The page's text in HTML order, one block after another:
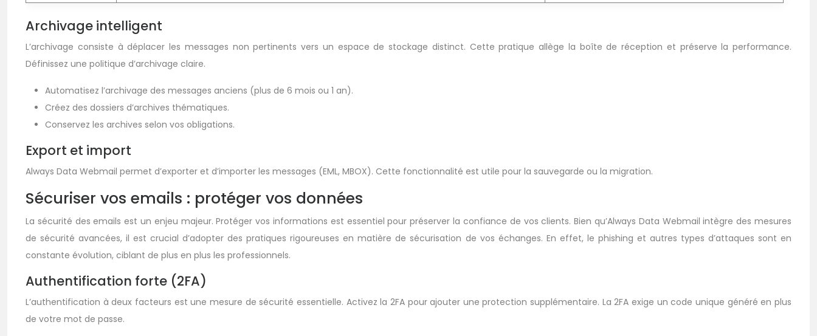
Archivage intelligent
L’archivage consiste à déplacer les messages non pertinents vers un espace de stockage distinct. Cette pratique allège la boîte de réception et préserve la performance.
Définissez une politique d’archivage claire.
Automatisez l’archivage des messages anciens (plus de 6 mois ou 1 an).
Créez des dossiers d’archives thématiques.
Conservez les archives selon vos obligations.
Export et import
Always Data Webmail permet d’exporter et d’importer les messages (EML, MBOX). Cette fonctionnalité est utile pour la sauvegarde ou la migration.
Sécuriser vos emails : protéger vos données
La sécurité des emails est un enjeu majeur. Protéger vos informations est essentiel pour préserver la confiance de vos clients. Bien qu’Always Data Webmail intègre des mesures
de sécurité avancées, il est crucial d’adopter des pratiques rigoureuses en matière de sécurisation de vos échanges. En effet, le phishing et autres types d’attaques sont en
constante évolution, ciblant de plus en plus les professionnels.
Authentification forte (2FA)
L’authentification à deux facteurs est une mesure de sécurité essentielle. Activez la 2FA pour ajouter une protection supplémentaire. La 2FA exige un code unique généré en plus
de votre mot de passe.